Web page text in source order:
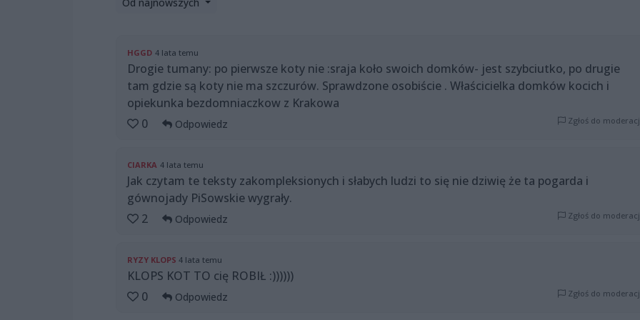
HGGD 4 lata temu
Drogie tumany: po pierwsze koty nie :sraja koło swoich domków- jest szybciutko, po drugie
tam gdzie są koty nie ma szczurów. Sprawdzone osobiście . Właścicielka domków kocich i
opiekunka bezdomniaczkow z Krakowa
0
Odpowiedz Zgłoś do
CIARKA 4 lata temu
Jak czytam te teksty zakompleksionych i słabych ludzi to się nie dziwię że ta pogarda i
gównojady PiSowskie wygrały.
2
Odpowiedz Zgłoś do
RYZY KLOPS 4 lata temu
KLOPS KOT TO cię ROBIŁ :))))))
0
Odpowiedz Zgłoś do